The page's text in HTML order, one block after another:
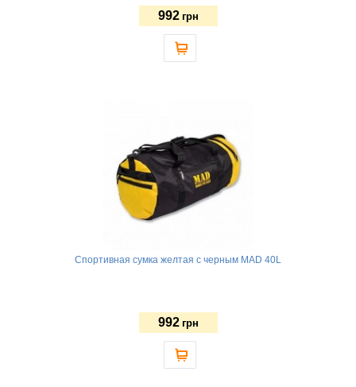
992 грн
Спортивная сумка желтая с черным MAD 40L
992 грн